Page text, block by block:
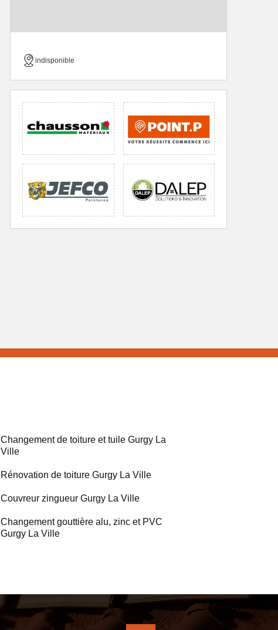
indisponible
Changement de toiture et tuile Gurgy La
Ville
Rénovation de toiture Gurgy La Ville
Couvreur zingueur Gurgy La Ville
Changement gouttière alu, zinc et PVC
Gurgy La Ville